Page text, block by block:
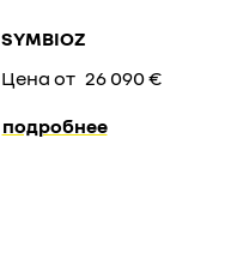
SYMBIOZ
Цена от 26 090 €
подробнее